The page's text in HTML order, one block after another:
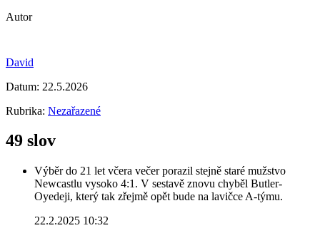
Autor
David
Datum: 22.5.2026
Rubrika: Nezařazené
49 slov
Výběr do 21 let včera večer porazil stejně staré mužstvo
Newcastlu vysoko 4:1. V sestavě znovu chyběl Butler-
Oyedeji, který tak zřejmě opět bude na lavičce A-týmu.
22.2.2025 10:32